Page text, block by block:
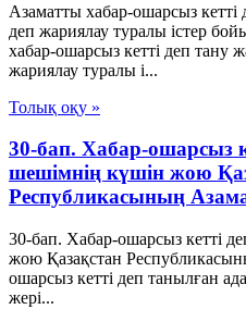
Азаматты хабар-ошарсыз
деп жариялау туралы істер
хабар-ошарсыз кетті деп тану
жариялау туралы і...
Толық оқу »
30-бап. Хабар-ошарсыз
шешiмнiң күшiн жою
Республикасының
30-бап. Хабар-ошарсыз кеттi
жою Қазақстан
ошарсыз кеттi деп танылған
жерi...